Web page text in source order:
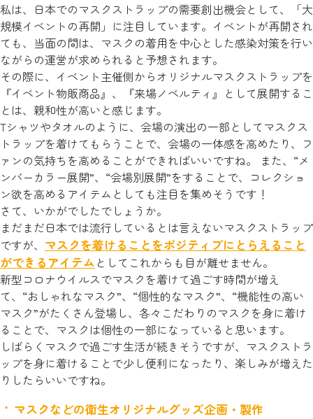
私は、日本でのマスクストラップの需要創出機会として、「大
規模イベントの再開」に注目しています。イベントが再開され
ても、当面の間は、マスクの着用を中心とした感染対策を行い
ながらの運営が求められると予想されます。
その際に、イベント主催側からオリジナルマスクストラップを
『イベント物販商品』、『来場ノベルティ』として展開するこ
とは、親和性が高いと感じます。
Tシャツやタオルのように、会場の演出の一部としてマスクス
トラップを着けてもらうことで、会場の一体感を高めたり、フ
ァンの気持ちを高めることができればいいですね。 また、“メ
ンバーカラー展開”、“会場別展開”をすることで、コレクショ
ン欲を高めるアイテムとしても注目を集めそうです！
さて、いかがでしたでしょうか。
まだまだ日本では流行しているとは言えないマスクストラップ
ですが、 マスクを着けることをポジティブにとらえること
ができるアイテム としてこれからも目が離せません。
新型コロナウイルスでマスクを着けて過ごす時間が増え
て、“おしゃれなマスク”、“個性的なマスク”、“機能性の高い
マスク”がたくさん登場し、各々こだわりのマスクを身に着け
ることで、マスクは個性の一部になっていると思います。
しばらくマスクで過ごす生活が続きそうですが、マスクストラ
ップを身に着けることで少し便利になったり、楽しみが増えた
りしたらいいですね。
マスクなどの衛生オリジナルグッズ企画・製作